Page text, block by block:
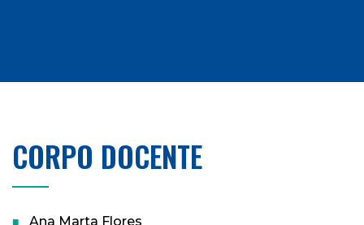
CORPO DOCENTE
Ana Marta Flores